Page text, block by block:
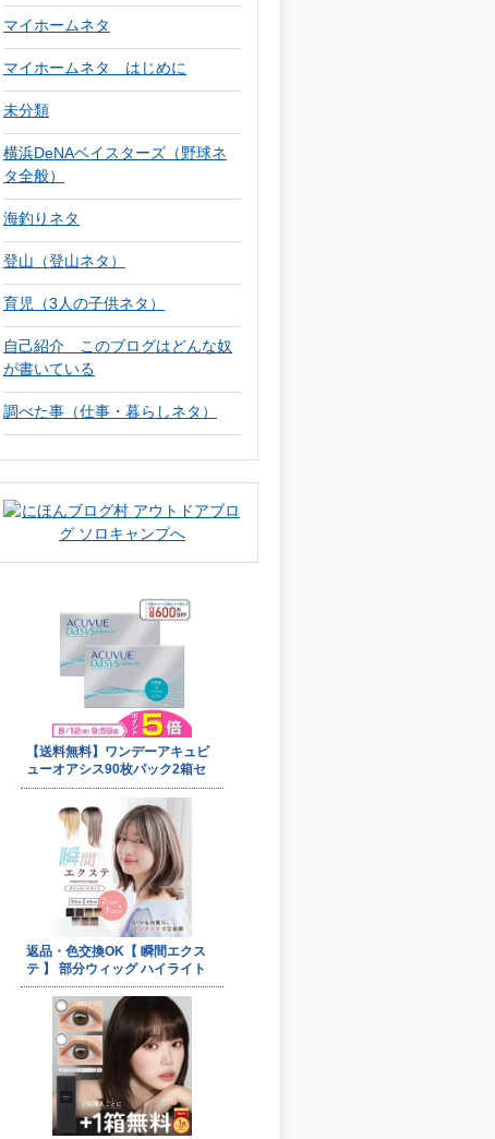
マイホームネタ
マイホームネタ はじめに
未分類
横浜DeNAベイスターズ（野球ネ
タ全般）
海釣りネタ
登山（登山ネタ）
育児（3人の子供ネタ）
自己紹介 このブログはどんな奴
が書いている
調べた事（仕事・暮らしネタ）